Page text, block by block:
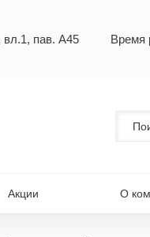
вл.1, пав. А45 Время
Акции О